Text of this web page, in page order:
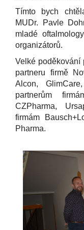
Tímto bych
MUDr. Pavle
mladé
organizátorů.
Velké poděkování
partneru firmě
Alcon,
partnerům
CZPharma,
firmám
Pharma.